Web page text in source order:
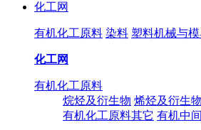
化工网
有机化工原料 染料 塑料机械与
化工网
有机化工原料
烷烃及衍生物 烯烃及衍生物
有机化工原料其它 有机中